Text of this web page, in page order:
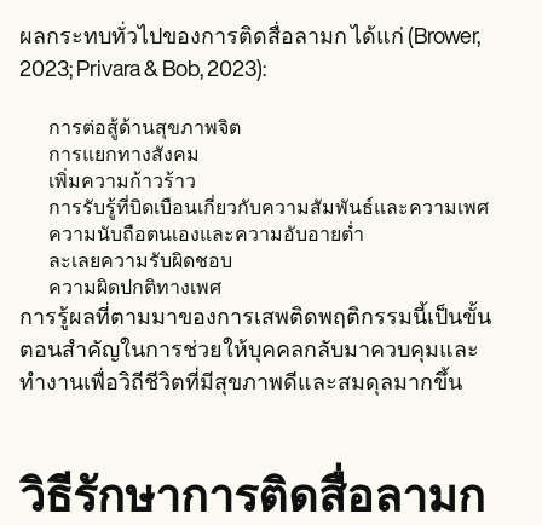
ผลกระทบทั่วไปของการติดสื่อลามก ได้แก่ (Brower,
2023; Privara & Bob, 2023):
การต่อสู้ด้านสุขภาพจิต
การแยกทางสังคม
เพิ่มความก้าวร้าว
การรับรู้ที่บิดเบือนเกี่ยวกับความสัมพันธ์และความเพศ
ความนับถือตนเองและความอับอายต่ำ
ละเลยความรับผิดชอบ
ความผิดปกติทางเพศ
การรู้ผลที่ตามมาของการเสพติดพฤติกรรมนี้เป็นขั้น
ตอนสำคัญในการช่วยให้บุคคลกลับมาควบคุมและ
ทำงานเพื่อวิถีชีวิตที่มีสุขภาพดีและสมดุลมากขึ้น
วิธีรักษาการติดสื่อลามก